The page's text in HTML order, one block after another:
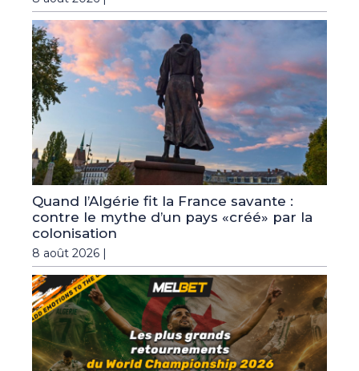
Quand l’Algérie fit la France savante :
contre le mythe d’un pays «créé» par la
colonisation
8 août 2026 |